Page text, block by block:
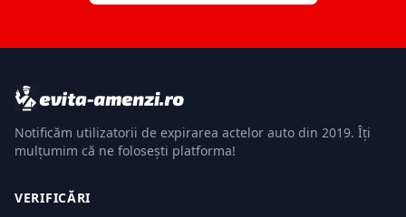
Notificăm utilizatorii de expirarea actelor auto din 2019. Îți
mulțumim că ne folosești platforma!
VERIFICĂRI